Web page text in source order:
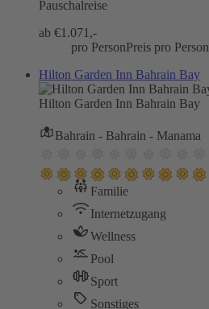
Pauschalreise
ab €1.071,-
pro PersonPreis pro Person
Hilton Garden Inn Bahrain Bay
Hilton Garden Inn Bahrain Bay
Bahrain - Bahrain - Manama
Familie
Internetzugang
Wellness
Pool
Sport
Sonstiges